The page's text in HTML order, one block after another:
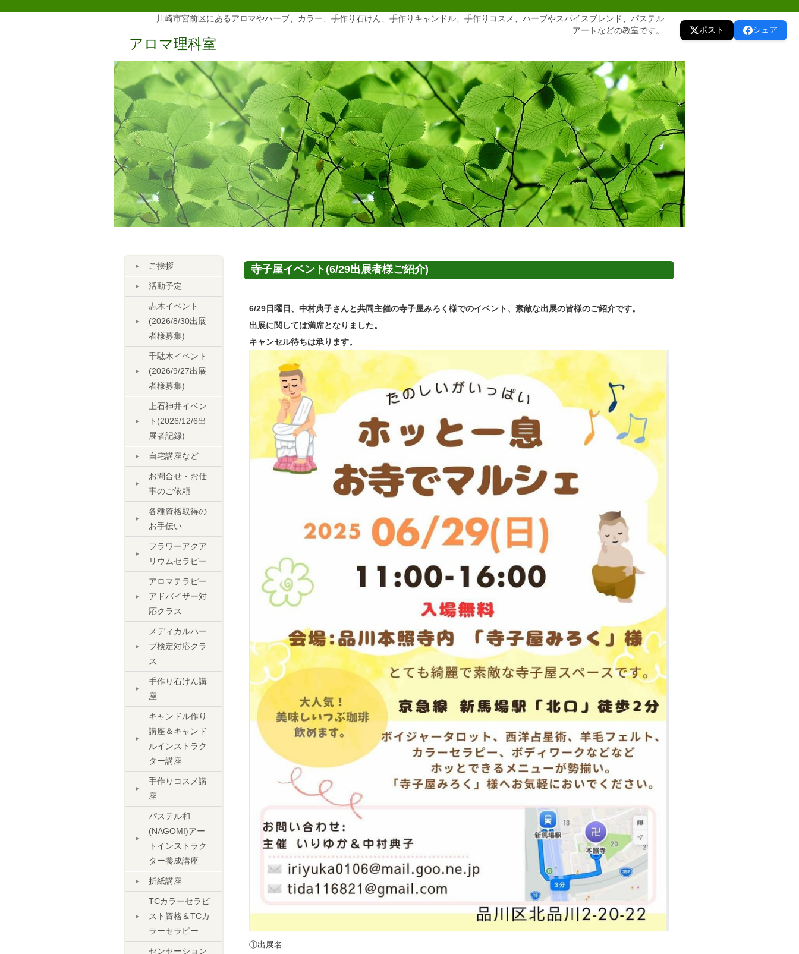
ポスト シェア
アロマ理科室
川崎市宮前区にあるアロマやハーブ、カラー、手作り石けん、手作りキャンドル、手作りコスメ、ハーブやスパイスブレンド、パステル
アートなどの教室です。
寺子屋イベント(6/29出展者様ご紹介)
6/29日曜日、中村典子さんと共同主催の寺子屋みろく様でのイベント、素敵な出展の皆様のご紹介です。
出展に関しては満席となりました。
キャンセル待ちは承ります。
①出展名
ご挨拶
活動予定
志木イベント
(2026/8/30出展
者様募集)
千駄木イベント
(2026/9/27出展
者様募集)
上石神井イベン
ト(2026/12/6出
展者記録)
自宅講座など
お問合せ・お仕
事のご依頼
各種資格取得の
お手伝い
フラワーアクア
リウムセラピー
アロマテラピー
アドバイザー対
応クラス
メディカルハー
ブ検定対応クラ
ス
手作り石けん講
座
キャンドル作り
講座＆キャンド
ルインストラク
ター講座
手作りコスメ講
座
パステル和
(NAGOMI)アー
トインストラク
ター養成講座
折紙講座
TCカラーセラピ
スト資格＆TCカ
ラーセラピー
センセーション